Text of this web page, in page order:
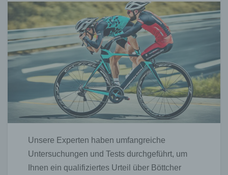
Unsere Experten haben umfangreiche
Untersuchungen und Tests durchgeführt, um
Ihnen ein qualifiziertes Urteil über Böttcher